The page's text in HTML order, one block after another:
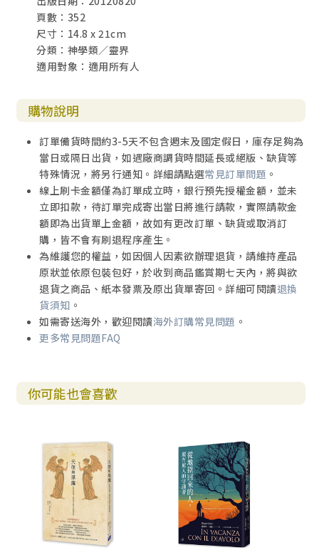
頁數：352
尺寸：14.8 x 21cm
分類：神學類／靈界
適用對象：適用所有人
購物說明
訂單備貨時間約3-5天不包含週末及國定假日，庫存足夠為
當日或隔日出貨，如遇廠商調貨時間延長或絕版、缺貨等
特殊情況，將另行通知。詳細請點選常見訂單問題 。
線上刷卡金額僅為訂單成立時，銀行預先授權金額，並未
立即扣款，待訂單完成寄出當日將進行請款，實際請款金
額即為出貨單上金額，故如有更改訂單、缺貨或取消訂
購，皆不會有刷退程序產生。
為維護您的權益，如因個人因素欲辦理退貨，請維持產品
原狀並依原包裝包好，於收到商品鑑賞期七天內，將與欲
退貨之商品、紙本發票及原出貨單寄回。詳細可閱讀退換
貨須知 。
如需寄送海外，歡迎閱讀海外訂購常見問題 。
更多常見問題FAQ
你可能也會喜歡